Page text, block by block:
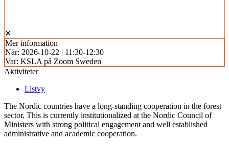
✕
Mer information
När: 2026-10-22 | 11:30-12:30
Var: KSLA på Zoom Sweden
Aktiviteter
Listvy
The Nordic countries have a long-standing cooperation in the forest
sector. This is currently institutionalized at the Nordic Council of
Ministers with strong political engagement and well established
administrative and academic cooperation.